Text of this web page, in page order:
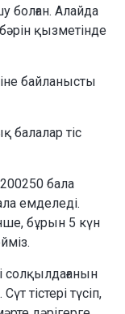
болған. Алайда
қызметінде
байланысты
балалар тіс
бала
емделеді.
бұрын 5 күн
тістері түсіп,